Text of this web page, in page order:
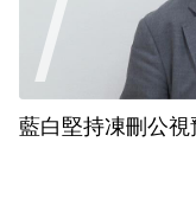
藍白堅持凍刪公